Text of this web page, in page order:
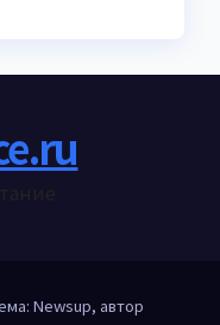
Newsup, автор